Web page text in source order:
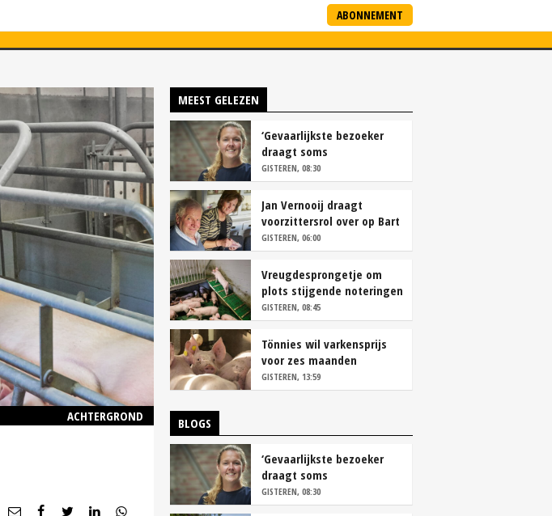
ABONNEMENT
ACHTERGROND
MEEST GELEZEN
‘Gevaarlijkste bezoeker
draagt soms
overschoenen’
GISTEREN, 08:30
Jan Vernooij draagt
voorzittersrol over op Bart
Camps
GISTEREN, 06:00
Vreugdesprongetje om
plots stijgende noteringen
GISTEREN, 08:45
Tönnies wil varkensprijs
voor zes maanden
vastleggen
GISTEREN, 13:59
BLOGS
‘Gevaarlijkste bezoeker
draagt soms
overschoenen’
GISTEREN, 08:30